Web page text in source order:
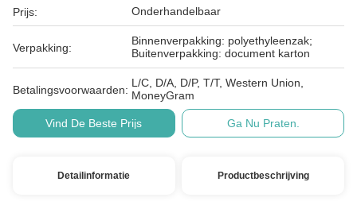
Prijs: Onderhandelbaar
Verpakking:
Binnenverpakking: polyethyleenzak;
Buitenverpakking: document karton
Betalingsvoorwaarden:
L/C, D/A, D/P, T/T, Western Union,
MoneyGram
Vind De Beste Prijs Ga Nu Praten.
Detailinformatie Productbeschrijving